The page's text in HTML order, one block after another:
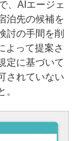
、AIエージェ
泊先の候補を
討の手間を削
よって提案さ
定に基づいて
されていない